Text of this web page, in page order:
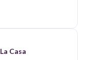
Casa